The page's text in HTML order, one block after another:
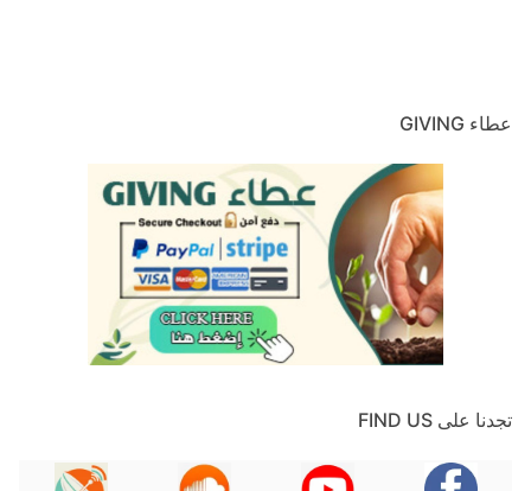
عطاء GIVING
تجدنا على FIND US